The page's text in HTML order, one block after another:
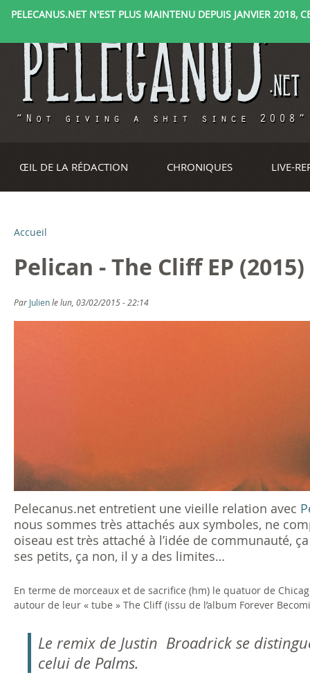
PELECANUS.NET N'EST PLUS MAINTENU DEPUIS JANVIER 2018,
ŒIL DE LA RÉDACTION CHRONIQUES LIVE-
V
o
u
s
i
c
i
Accueil
Pelican - The Cliff EP (2015)
Par Julienle lun, 03/02/2015 - 22:14
Pelecanus.net entretient une vieille relation avec
nous sommes très attachés aux symboles, ne
oiseau est très attaché à l’idée de communauté,
ses petits, ça non, il y a des limites…
En terme de morceaux et de sacrifice (hm) le quatuor de
autour de leur « tube » The Cliff (issu de l’album Forever
Le remix de Justin Broadrick se
celui de Palms.